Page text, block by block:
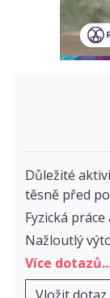
Důležité
těsně před
Fyzická
Nažloutlý
Více